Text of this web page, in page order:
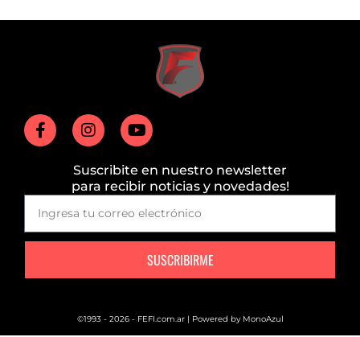
Suscribite en nuestro newsletter
para recibir noticias y novedades!
SUSCRIBIRME
©1993 - 2026 - FEFI.com.ar | Powered by MonoAzul